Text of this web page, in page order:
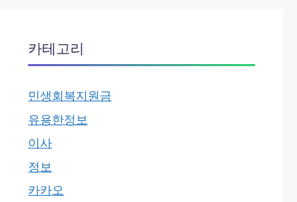
카테고리
민생회복지원금
유용한정보
이사
정보
카카오